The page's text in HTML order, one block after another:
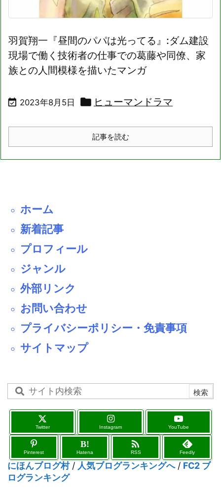
羽賀翔一『昼間のパパは光ってる』:ダム建設
現場で働く技術者の仕事での葛藤や同僚、家
族との人間模様を描いたマンガ
 2023年8月5日  ヒューマンドラマ
記事を読む
ホーム
新着記事
プロフィール
ジャンル
外部リンク
お問い合わせ
プライバシーポリシー・免責事項
サイトマップ
Twitter Instagram YouTube
Pinterest
B!
Hatena

RSS Feedly
にほんブログ村/ 人気ブログランキングへ/ FC2 ブ
ログランキング